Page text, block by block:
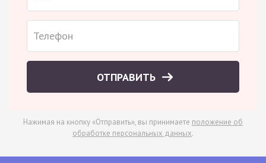
ОТПРАВИТЬ
Нажимая на кнопку «Отправить», вы принимаете положение об
обработке персональных данных.